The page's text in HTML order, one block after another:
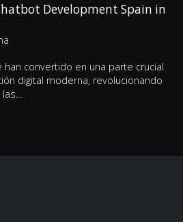
Development Spain in
convertido en una parte crucial
digital moderna, revolucionando